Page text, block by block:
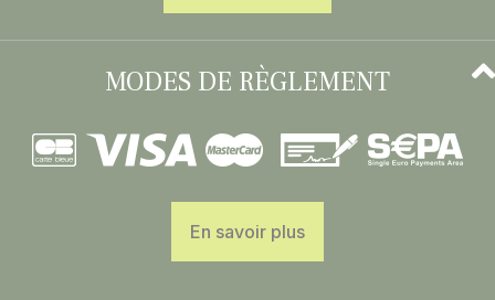
MODES DE RÈGLEMENT
En savoir plus